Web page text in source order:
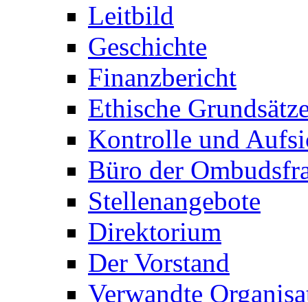
Leitbild
Geschichte
Finanzbericht
Ethische
Kontrolle und
Büro der
Stellenangebote
Direktorium
Der Vorstand
Verwandte